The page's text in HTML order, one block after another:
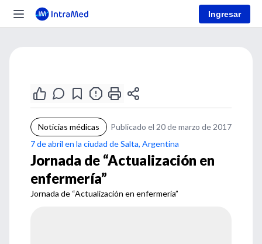
Ingresar
Noticias médicas
Publicado el 20 de marzo de 2017
7 de abril en la ciudad de Salta, Argentina
Jornada de “Actualización en
enfermería”
Jornada de “Actualización en enfermería”